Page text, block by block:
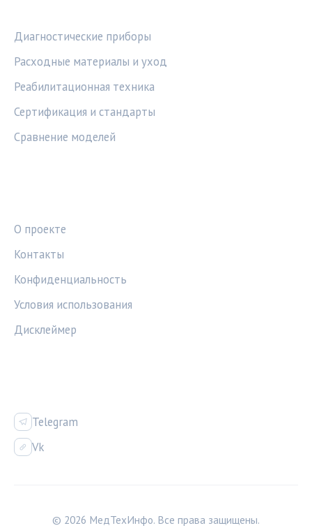
Диагностические приборы
Расходные материалы и уход
Реабилитационная техника
Сертификация и стандарты
Сравнение моделей
О проекте
Контакты
Конфиденциальность
Условия использования
Дисклеймер
Telegram
Vk
© 2026 МедТехИнфо. Все права защищены.